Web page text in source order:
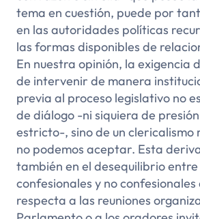
tema en cuestión, puede por
en las autoridades políticas
las formas disponibles de
En nuestra opinión, la exigencia
de intervenir de manera
previa al proceso legislativo no
de diálogo -ni siquiera de
estricto-, sino de un clericalismo
no podemos aceptar. Esta
también en el desequilibrio
confesionales y no confesionales
respecta a las reuniones